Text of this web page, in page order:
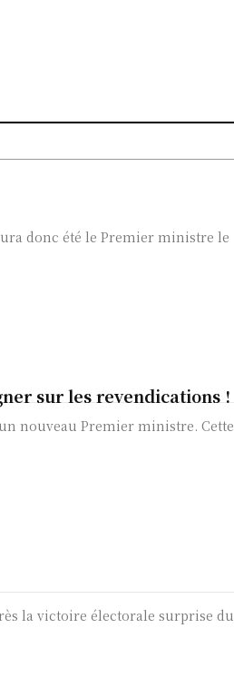
donc été le Premier ministre le
sur les revendications !
nouveau Premier ministre. Cette